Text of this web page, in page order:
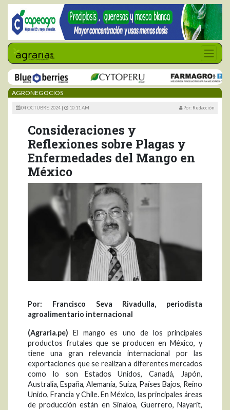
AGRONEGOCIOS
04 OCTUBRE 2024 | 10:11 AM Por: Redacción
Consideraciones y
Reflexiones sobre Plagas y
Enfermedades del Mango en
México
Por: Francisco Seva Rivadulla, periodista
agroalimentario internacional
(Agraria.pe) El mango es uno de los principales
productos frutales que se producen en México, y
tiene una gran relevancia internacional por las
exportaciones que se realizan a diferentes mercados
como lo son Estados Unidos, Canadá, Japón,
Australia, España, Alemania, Suiza, Países Bajos, Reino
Unido, Francia y Chile. En México, las principales áreas
de producción están en Sinaloa, Guerrero, Nayarit,